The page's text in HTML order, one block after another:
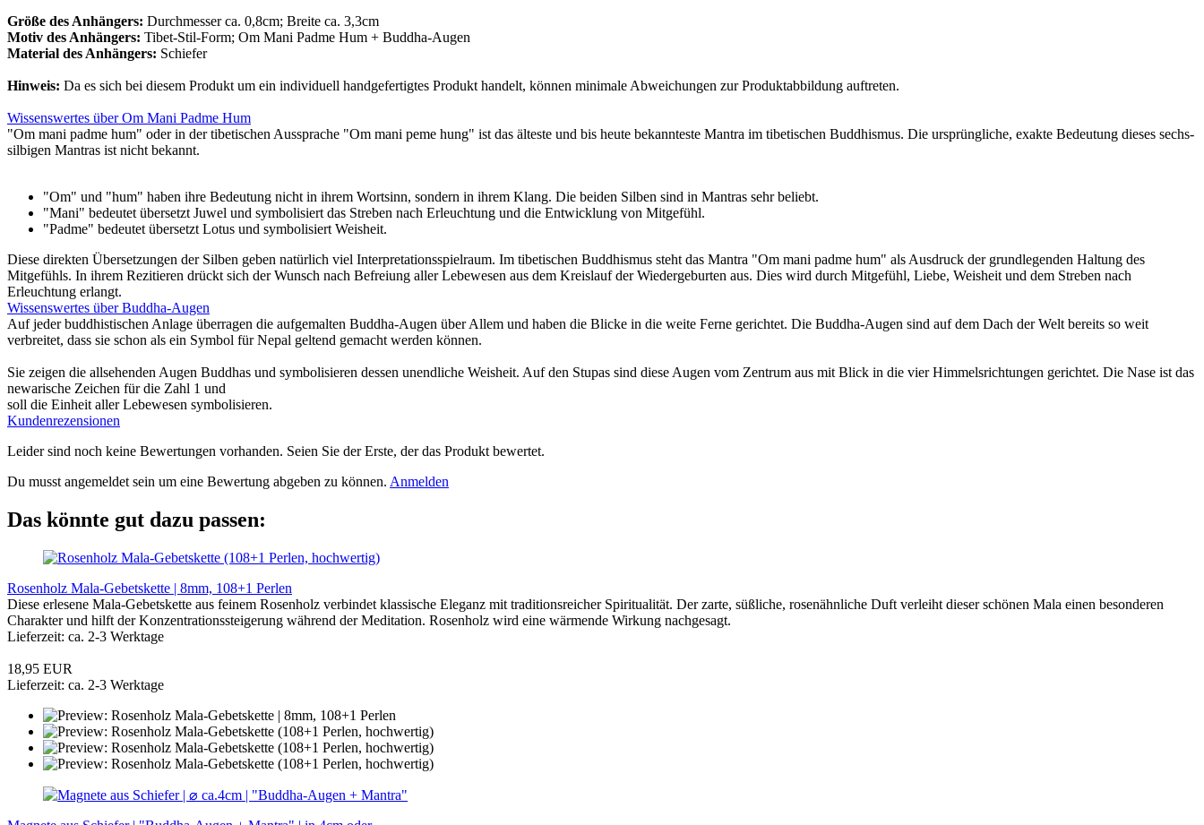
Größe des Anhängers: Durchmesser ca. 0,8cm; Breite ca. 3,3cm
Motiv des Anhängers: Tibet-Stil-Form; Om Mani Padme Hum + Buddha-Augen
Material des Anhängers: Schiefer
Hinweis: Da es sich bei diesem Produkt um ein individuell handgefertigtes Produkt handelt, können minimale Abweichungen zur Produktabbildung auftreten.
Wissenswertes über Om Mani Padme Hum
"Om mani padme hum" oder in der tibetischen Aussprache "Om mani peme hung" ist das älteste und bis heute bekannteste Mantra im tibetischen Buddhismus. Die ursprüngliche, exakte Bedeutung dieses sechs-
silbigen Mantras ist nicht bekannt.
"Om" und "hum" haben ihre Bedeutung nicht in ihrem Wortsinn, sondern in ihrem Klang. Die beiden Silben sind in Mantras sehr beliebt.
"Mani" bedeutet übersetzt Juwel und symbolisiert das Streben nach Erleuchtung und die Entwicklung von Mitgefühl.
"Padme" bedeutet übersetzt Lotus und symbolisiert Weisheit.
Diese direkten Übersetzungen der Silben geben natürlich viel Interpretationsspielraum. Im tibetischen Buddhismus steht das Mantra "Om mani padme hum" als Ausdruck der grundlegenden Haltung des
Mitgefühls. In ihrem Rezitieren drückt sich der Wunsch nach Befreiung aller Lebewesen aus dem Kreislauf der Wiedergeburten aus. Dies wird durch Mitgefühl, Liebe, Weisheit und dem Streben nach
Erleuchtung erlangt.
Wissenswertes über Buddha-Augen
Auf jeder buddhistischen Anlage überragen die aufgemalten Buddha-Augen über Allem und haben die Blicke in die weite Ferne gerichtet. Die Buddha-Augen sind auf dem Dach der Welt bereits so weit
verbreitet, dass sie schon als ein Symbol für Nepal geltend gemacht werden können.
Sie zeigen die allsehenden Augen Buddhas und symbolisieren dessen unendliche Weisheit. Auf den Stupas sind diese Augen vom Zentrum aus mit Blick in die vier Himmelsrichtungen gerichtet. Die Nase ist das
newarische Zeichen für die Zahl 1 und
soll die Einheit aller Lebewesen symbolisieren.
Kundenrezensionen
Leider sind noch keine Bewertungen vorhanden. Seien Sie der Erste, der das Produkt bewertet.
Du musst angemeldet sein um eine Bewertung abgeben zu können. Anmelden
Das könnte gut dazu passen:
Rosenholz Mala-Gebetskette | 8mm, 108+1 Perlen
Diese erlesene Mala-Gebetskette aus feinem Rosenholz verbindet klassische Eleganz mit traditionsreicher Spiritualität. Der zarte, süßliche, rosenähnliche Duft verleiht dieser schönen Mala einen besonderen
Charakter und hilft der Konzentrationssteigerung während der Meditation. Rosenholz wird eine wärmende Wirkung nachgesagt.
Lieferzeit: ca. 2-3 Werktage
18,95 EUR
Lieferzeit: ca. 2-3 Werktage